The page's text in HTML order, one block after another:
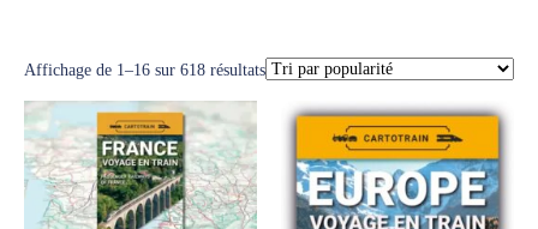
Affichage de 1–16 sur 618 résultats